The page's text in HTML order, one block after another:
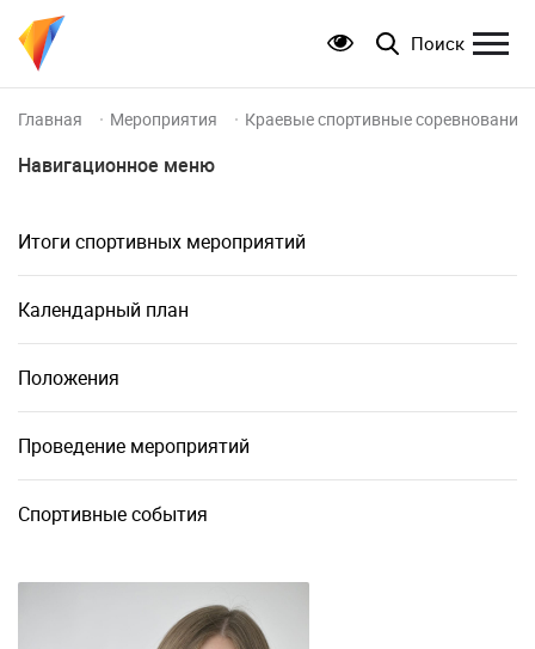
Поиск
Главная Мероприятия Краевые спортивные соревнования
Навигационное меню
Итоги спортивных мероприятий
Календарный план
Положения
Проведение мероприятий
Спортивные события